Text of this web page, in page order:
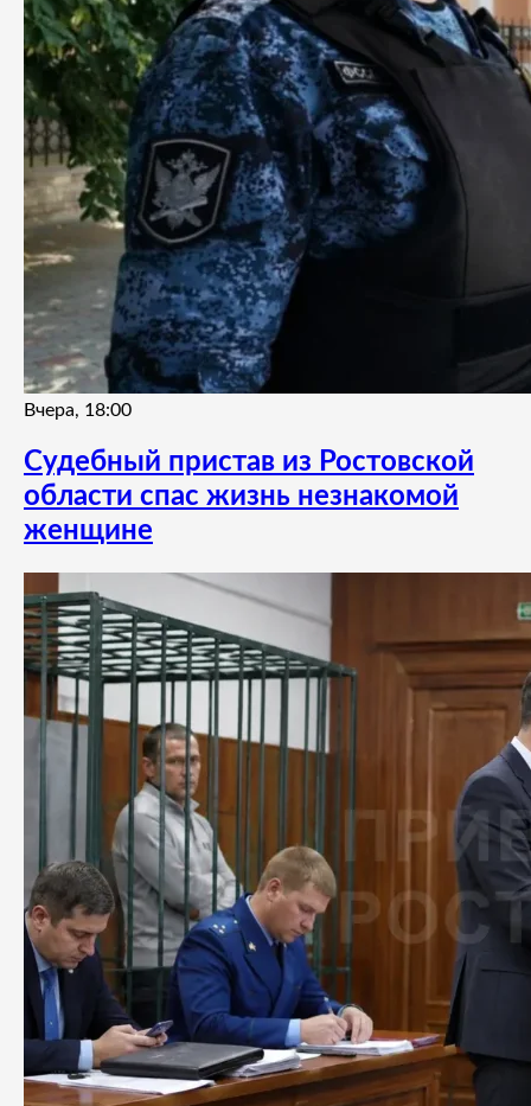
Вчера, 18:00
Судебный пристав из Ростовской
области спас жизнь незнакомой
женщине